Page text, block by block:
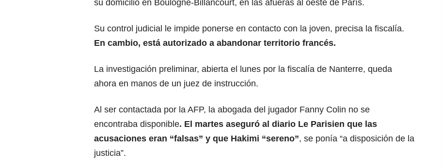
su domicilio en Boulogne-Billancourt, en las afueras al oeste de París.
Su control judicial le impide ponerse en contacto con la joven, precisa la fiscalía.
En cambio, está autorizado a abandonar territorio francés.
La investigación preliminar, abierta el lunes por la fiscalía de Nanterre, queda
ahora en manos de un juez de instrucción.
Al ser contactada por la AFP, la abogada del jugador Fanny Colin no se
encontraba disponible. El martes aseguró al diario Le Parisien que las
acusaciones eran “falsas” y que Hakimi “sereno”, se ponía “a disposición de la
justicia”.